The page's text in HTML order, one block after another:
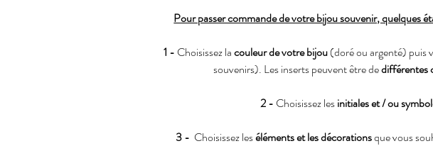
Pour passer commande de votre bijou souvenir, quelques
1 - Choisissez lacouleur de votre bijou(doré ou argenté) puis
souvenirs). Les inserts peuvent être dedifférentes
2 - Choisissez lesinitiales et / ou
3 - Choisissez leséléments et les décorationsque vous